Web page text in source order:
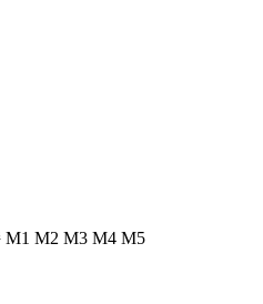
M2 M3 M4 M5